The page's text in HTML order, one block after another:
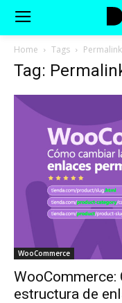
Home Tags Permalink
Tag:
WooCommerce
WooCommerce:
estructura de